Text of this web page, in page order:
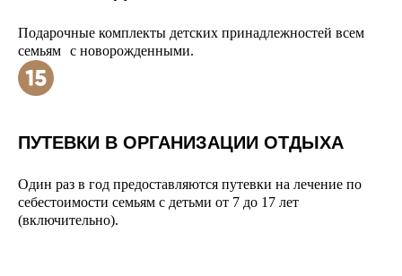
Подарочные комплекты детских принадлежностей всем
семьям с новорожденными.
ПУТЕВКИ В ОРГАНИЗАЦИИ ОТДЫХА
Один раз в год предоставляются путевки на лечение по
себестоимости семьям с детьми от 7 до 17 лет
(включительно).